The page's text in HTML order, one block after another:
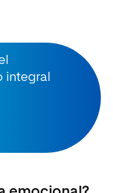
integral